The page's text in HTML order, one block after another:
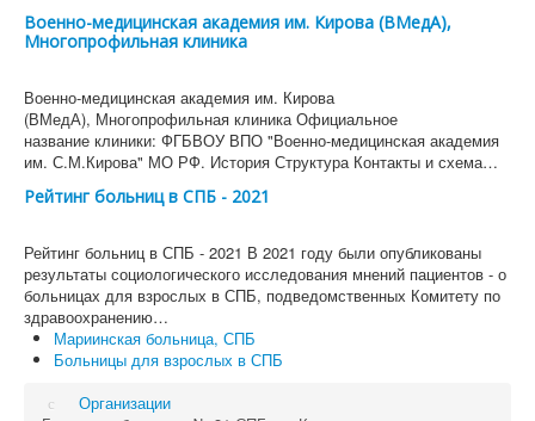
Военно-медицинская академия им. Кирова (ВМедА),
Многопрофильная клиника
Военно-медицинская академия им. Кирова
(ВМедА), Многопрофильная клиника Официальное
название клиники: ФГБВОУ ВПО "Военно-медицинская академия
им. С.М.Кирова" МО РФ. История Структура Контакты и схема…
Рейтинг больниц в СПБ - 2021
Рейтинг больниц в СПБ - 2021 В 2021 году были опубликованы
результаты социологического исследования мнений пациентов - о
больницах для взрослых в СПБ, подведомственных Комитету по
здравоохранению…
Мариинская больница, СПБ
Больницы для взрослых в СПБ
Организации